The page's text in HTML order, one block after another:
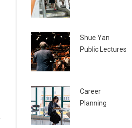
Shue Yan
Public Lectures
Career
Planning